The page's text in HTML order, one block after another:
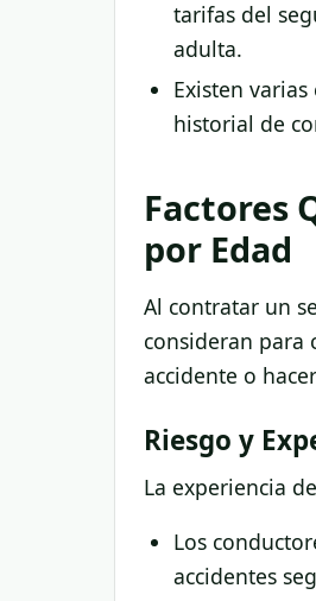
tarifas del
adulta.
Existen
historial de
Factores
por Edad
Al contratar un
consideran para
accidente o
Riesgo y
La experiencia
Los
accidentes